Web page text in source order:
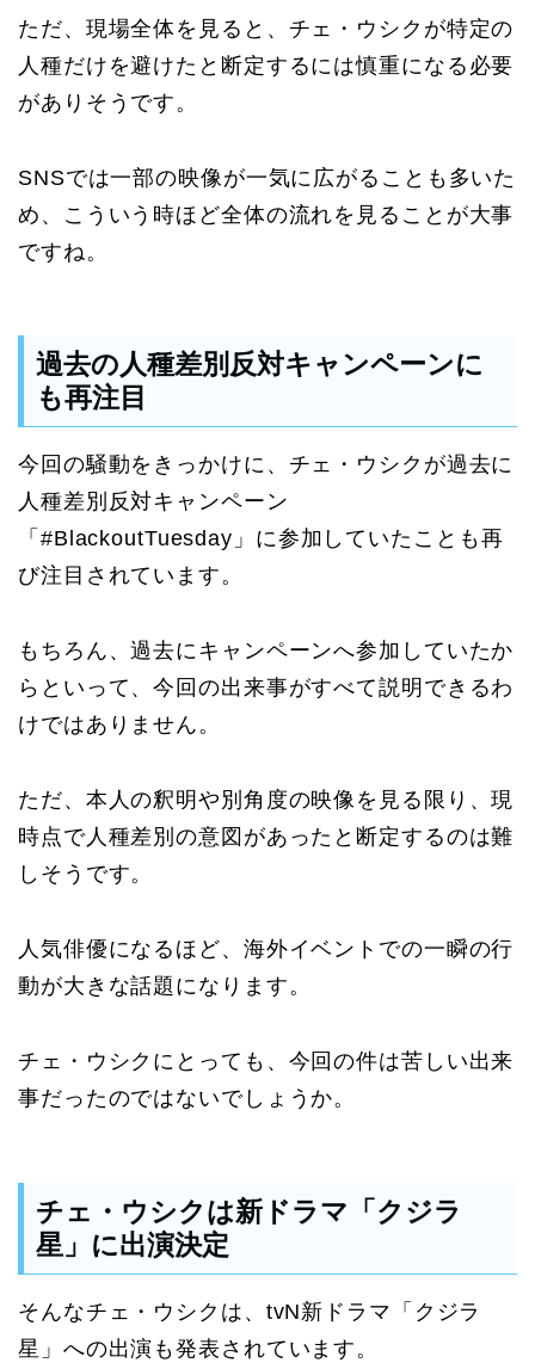
ただ、現場全体を見ると、チェ・ウシクが特定の
人種だけを避けたと断定するには慎重になる必要
がありそうです。
SNSでは一部の映像が一気に広がることも多いた
め、こういう時ほど全体の流れを見ることが大事
ですね。
過去の人種差別反対キャンペーンに
も再注目
今回の騒動をきっかけに、チェ・ウシクが過去に
人種差別反対キャンペーン
「#BlackoutTuesday」に参加していたことも再
び注目されています。
もちろん、過去にキャンペーンへ参加していたか
らといって、今回の出来事がすべて説明できるわ
けではありません。
ただ、本人の釈明や別角度の映像を見る限り、現
時点で人種差別の意図があったと断定するのは難
しそうです。
人気俳優になるほど、海外イベントでの一瞬の行
動が大きな話題になります。
チェ・ウシクにとっても、今回の件は苦しい出来
事だったのではないでしょうか。
チェ・ウシクは新ドラマ「クジラ
星」に出演決定
そんなチェ・ウシクは、tvN新ドラマ「クジラ
星」への出演も発表されています。